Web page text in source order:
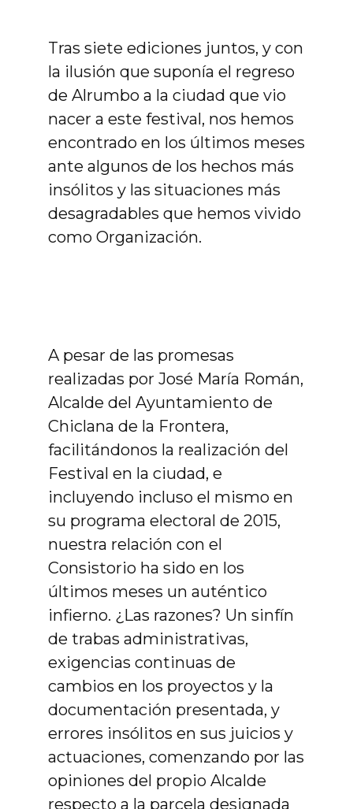
Tras siete ediciones juntos, y con
la ilusión que suponía el regreso
de Alrumbo a la ciudad que vio
nacer a este festival, nos hemos
encontrado en los últimos meses
ante algunos de los hechos más
insólitos y las situaciones más
desagradables que hemos vivido
como Organización.
A pesar de las promesas
realizadas por José María Román,
Alcalde del Ayuntamiento de
Chiclana de la Frontera,
facilitándonos la realización del
Festival en la ciudad, e
incluyendo incluso el mismo en
su programa electoral de 2015,
nuestra relación con el
Consistorio ha sido en los
últimos meses un auténtico
infierno. ¿Las razones? Un sinfín
de trabas administrativas,
exigencias continuas de
cambios en los proyectos y la
documentación presentada, y
errores insólitos en sus juicios y
actuaciones, comenzando por las
opiniones del propio Alcalde
respecto a la parcela designada